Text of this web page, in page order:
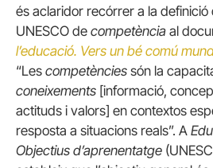
és aclaridor recórrer a la definició
UNESCO de competència al
l’educació. Vers un bé comú
“Les competències són la
coneixements [informació,
actituds i valors] en contextos
resposta a situacions reals”. A
Objectius d’aprenentatge